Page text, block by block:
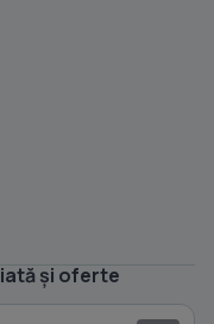
și oferte